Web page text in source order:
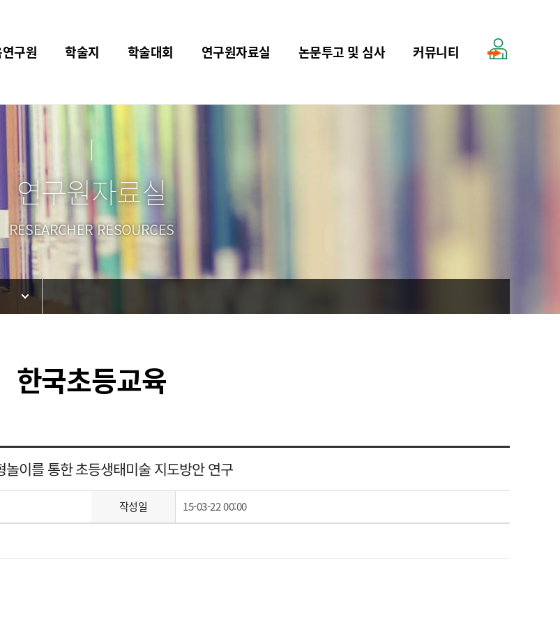
구원 학술지 학술대회 연구원자료실 논문투고 및 심사 커뮤니티
연구원자료실
RESEARCHER RESOURCES
한국초등교육
놀이를 통한 초등생태미술 지도방안 연구
작성일 15-03-22 00:00